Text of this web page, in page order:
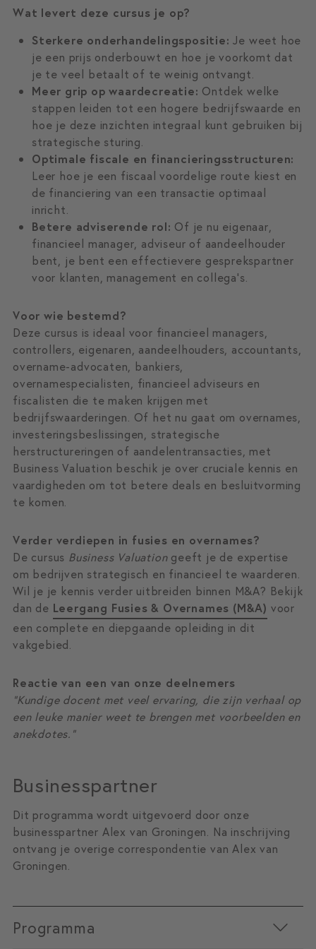
Wat levert deze cursus je op?
Sterkere onderhandelingspositie: Je weet hoe
je een prijs onderbouwt en hoe je voorkomt dat
je te veel betaalt of te weinig ontvangt.
Meer grip op waardecreatie: Ontdek welke
stappen leiden tot een hogere bedrijfswaarde en
hoe je deze inzichten integraal kunt gebruiken bij
strategische sturing.
Optimale fiscale en financieringsstructuren:
Leer hoe je een fiscaal voordelige route kiest en
de financiering van een transactie optimaal
inricht.
Betere adviserende rol: Of je nu eigenaar,
financieel manager, adviseur of aandeelhouder
bent, je bent een effectievere gesprekspartner
voor klanten, management en collega’s.
Voor wie bestemd?
Deze cursus is ideaal voor financieel managers,
controllers, eigenaren, aandeelhouders, accountants,
overname-advocaten, bankiers,
overnamespecialisten, financieel adviseurs en
fiscalisten die te maken krijgen met
bedrijfswaarderingen. Of het nu gaat om overnames,
investeringsbeslissingen, strategische
herstructureringen of aandelentransacties, met
Business Valuation beschik je over cruciale kennis en
vaardigheden om tot betere deals en besluitvorming
te komen.
Verder verdiepen in fusies en overnames?
De cursus Business Valuationgeeft je de expertise
om bedrijven strategisch en financieel te waarderen.
Wil je je kennis verder uitbreiden binnen M&A? Bekijk
dan de Leergang Fusies & Overnames (M&A) voor
een complete en diepgaande opleiding in dit
vakgebied.
Reactie van een van onze deelnemers
“Kundige docent met veel ervaring, die zijn verhaal op
een leuke manier weet te brengen met voorbeelden en
anekdotes.”
Businesspartner
Dit programma wordt uitgevoerd door onze
businesspartner Alex van Groningen. Na inschrijving
ontvang je overige correspondentie van Alex van
Groningen.
Programma